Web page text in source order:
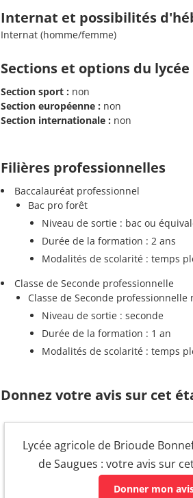
Internat et possibilités
Internat (homme/femme)
Sections et options du lycée
Section sport : non
Section européenne : non
Section internationale : non
Filières professionnelles
Baccalauréat professionnel
Bac pro forêt
Niveau de sortie : bac ou
Durée de la formation : 2 ans
Modalités de scolarité : temps
Classe de Seconde professionnelle
Classe de Seconde
Niveau de sortie : seconde
Durée de la formation : 1 an
Modalités de scolarité : temps
Donnez votre avis sur cet
Lycée agricole de Brioude
de Saugues : votre avis sur
Donner mon